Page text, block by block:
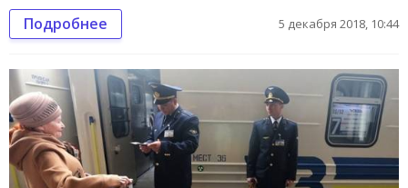
Подробнее 5 декабря 2018, 10:44